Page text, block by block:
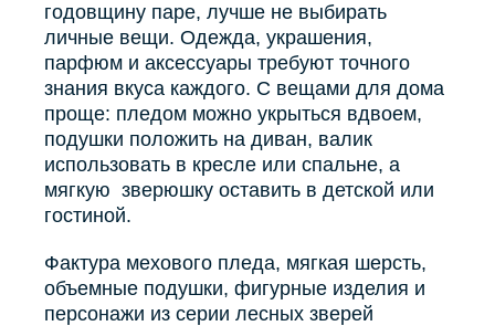
годовщину паре, лучше не выбирать
личные вещи. Одежда, украшения,
парфюм и аксессуары требуют точного
знания вкуса каждого. С вещами для дома
проще: пледом можно укрыться вдвоем,
подушки положить на диван, валик
использовать в кресле или спальне, а
мягкую зверюшку оставить в детской или
гостиной.
Фактура мехового пледа, мягкая шерсть,
объемные подушки, фигурные изделия и
персонажи из серии лесных зверей